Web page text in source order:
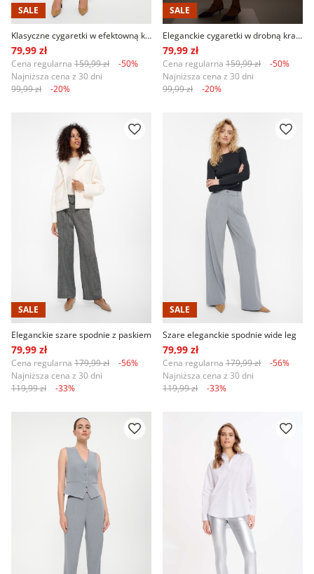
SALE
Klasyczne cygaretki w efektowną kratkę
79,99 zł
Cena regularna 159,99 zł
-50%
Najniższa cena z 30 dni
99,99 zł
-20%
SALE
Eleganckie cygaretki w drobną kratkę
79,99 zł
Cena regularna 159,99 zł
-50%
Najniższa cena z 30 dni
99,99 zł
-20%
SALE
Eleganckie szare spodnie z paskiem
79,99 zł
Cena regularna 179,99 zł
-56%
Najniższa cena z 30 dni
119,99 zł
-33%
SALE
Szare eleganckie spodnie wide leg
79,99 zł
Cena regularna 179,99 zł
-56%
Najniższa cena z 30 dni
119,99 zł
-33%